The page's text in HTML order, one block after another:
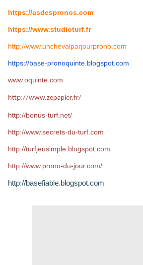
https://asdespronos.com
https://www.studioturf.fr
http://www.unchevalparjourprono.com
https://base-pronoquinte. blogspot.com
www.oquinte.com
http://www.zepapier.fr/
http://bonus-turf.net/
http://www.secrets-du-turf.com
http://turfjeusimple.blogspot.com
http://www.prono-du-jour.com/
http://basefiable.blogspot.com